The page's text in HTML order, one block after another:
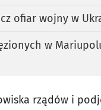
ofiar wojny w
w
rządów i